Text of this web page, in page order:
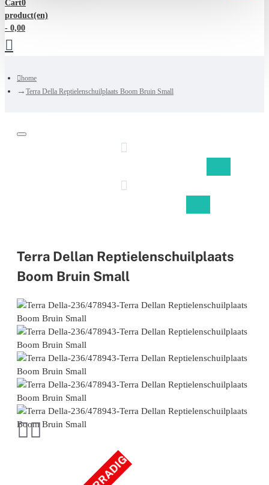
Cart0
product(en)
- 0,00
home
Terra Della Reptielenschuilplaats Boom Bruin Small
Terra Dellan Reptielenschuilplaats
Boom Bruin Small